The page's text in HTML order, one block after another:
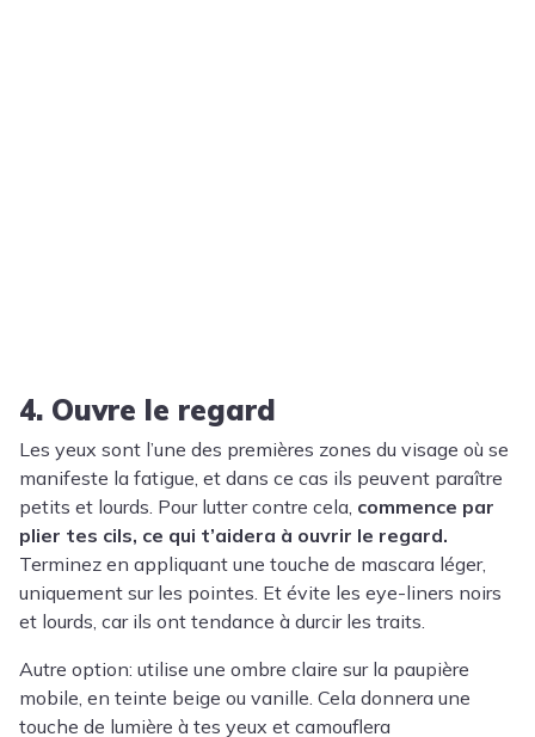
4. Ouvre le regard
Les yeux sont l’une des premières zones du visage où se
manifeste la fatigue, et dans ce cas ils peuvent paraître
petits et lourds. Pour lutter contre cela, commence par
plier tes cils, ce qui t’aidera à ouvrir le regard.
Terminez en appliquant une touche de mascara léger,
uniquement sur les pointes. Et évite les eye-liners noirs
et lourds, car ils ont tendance à durcir les traits.
Autre option: utilise une ombre claire sur la paupière
mobile, en teinte beige ou vanille. Cela donnera une
touche de lumière à tes yeux et camouflera